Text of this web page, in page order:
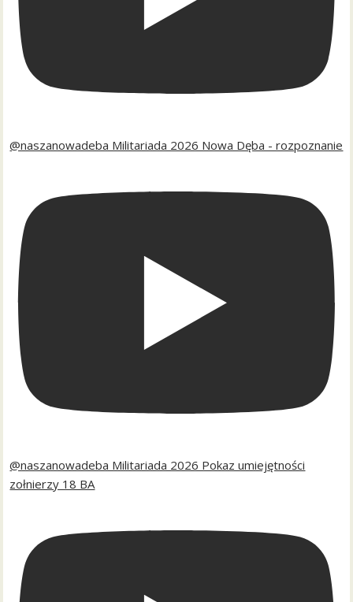
@naszanowadeba Militariada 2026 Nowa Dęba - rozpoznanie
@naszanowadeba Militariada 2026 Pokaz umiejętności
zołnierzy 18 BA